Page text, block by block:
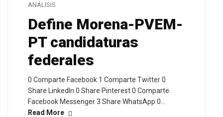
ANÁLISIS
Define Morena-PVEM-
PT candidaturas
federales
0 Comparte Facebook 1 Comparte Twitter 0
Share LinkedIn 0 Share Pinterest 0 Comparte
Facebook Messenger 3 Share WhatsApp 0…
Read More